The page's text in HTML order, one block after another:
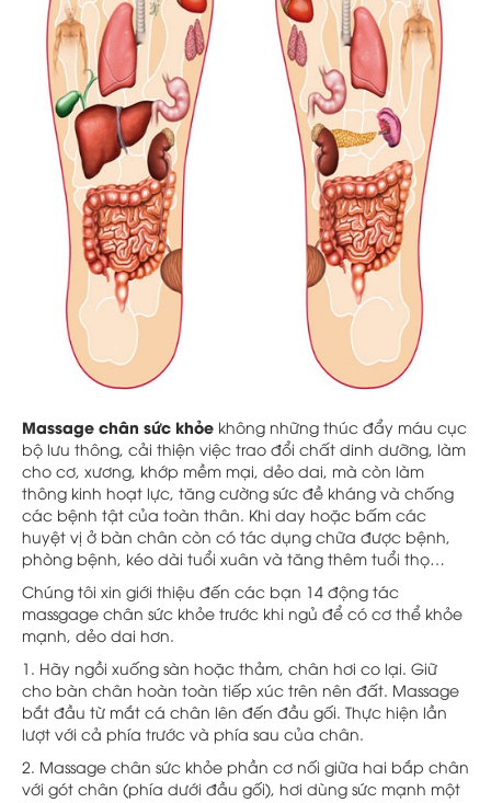
Massage chân sức khỏe không những thúc đẩy máu cục
bộ lưu thông, cải thiện việc trao đổi chất dinh dưỡng, làm
cho cơ, xương, khớp mềm mại, dẻo dai, mà còn làm
thông kinh hoạt lực, tăng cường sức đề kháng và chống
các bệnh tật của toàn thân. Khi day hoặc bấm các
huyệt vị ở bàn chân còn có tác dụng chữa được bệnh,
phòng bệnh, kéo dài tuổi xuân và tăng thêm tuổi thọ…
Chúng tôi xin giới thiệu đến các bạn 14 động tác
massgage chân sức khỏe trước khi ngủ để có cơ thể khỏe
mạnh, dẻo dai hơn.
1. Hãy ngồi xuống sàn hoặc thảm, chân hơi co lại. Giữ
cho bàn chân hoàn toàn tiếp xúc trên nên đất. Massage
bắt đầu từ mắt cá chân lên đến đầu gối. Thực hiện lần
lượt với cả phía trước và phía sau của chân.
2. Massage chân sức khỏe phần cơ nối giữa hai bắp chân
với gót chân (phía dưới đầu gối), hơi dùng sức mạnh một